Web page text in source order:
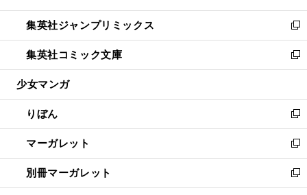
開
く
ウ
で
開
く
ン
ド
ウ
で
開
ウ
ィ
ン
ド
ウ
開
く
し
い
ウ
ィ
ン
ウ
で
開
く
集英社ジャンプリミックス
新
し
い
ウ
ン
ド
ウ
で
開
く
集英社コミック文庫
新
し
ウ
ィ
ン
ド
ウ
で
開
少女マンガ
りぼん
新
し
い
ウ
ィ
ン
マーガレット
新
し
い
ウ
別冊マーガレット
新
し